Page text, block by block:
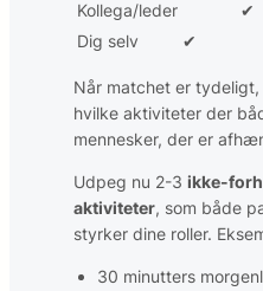
Kollega/leder
✔
Dig selv
✔
Når matchet er
hvilke aktiviteter der
mennesker, der er
Udpeg nu 2-3 ikke-
aktiviteter, som både
styrker dine roller.
30 minutters